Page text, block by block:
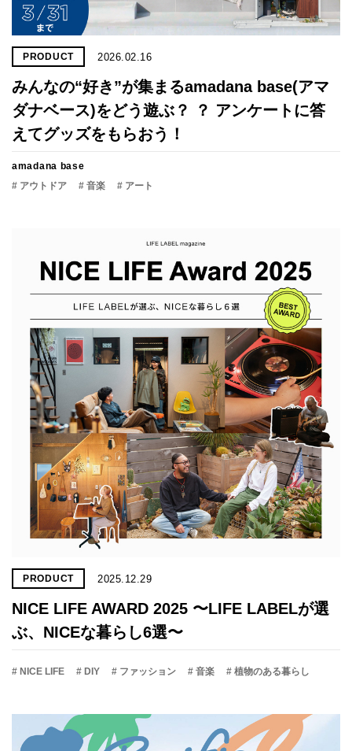
PRODUCT 2026.02.16
みんなの“好き”が集まるamadana base(アマ
ダナベース)をどう遊ぶ？ ？ アンケートに答
えてグッズをもらおう！
amadana base
# アウトドア
# 音楽 # アート
PRODUCT 2025.12.29
NICE LIFE AWARD 2025 〜LIFE LABELが選
ぶ、NICEな暮らし6選〜
# NICE LIFE # DIY # ファッション # 音楽 # 植物のある暮らし